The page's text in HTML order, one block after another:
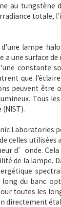
au
totale,
lampe
a une surface
constante
que
peuvent être
Tous
Laboratories
celles utilisées
d’onde.
de la lampe.
du banc
toutes les
directement